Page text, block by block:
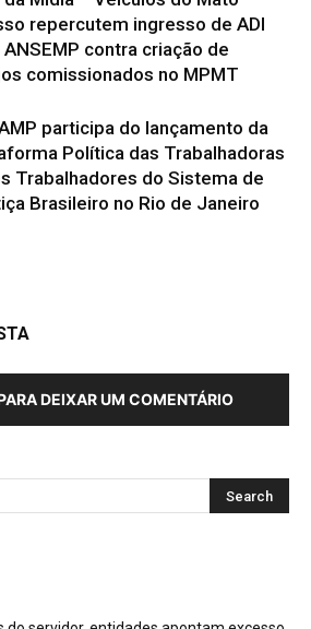
repercutem ingresso de ADI
ANSEMP contra criação de
comissionados no MPMT
participa do lançamento da
Política das Trabalhadoras
Trabalhadores do Sistema de
Brasileiro no Rio de Janeiro
DEIXAR UM COMENTÁRIO